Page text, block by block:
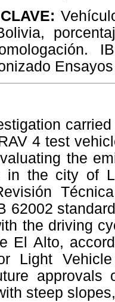
4 test
the
in the city of
62002
the driving
El Alto,
Light
steep